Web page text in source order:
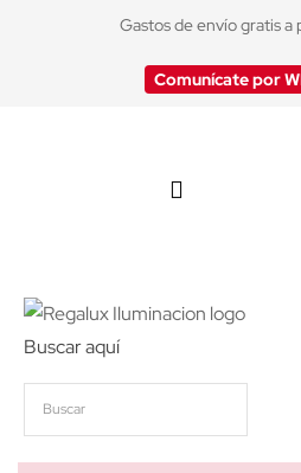
Gastos de envío gratis a
Comunícate por
Buscar aquí